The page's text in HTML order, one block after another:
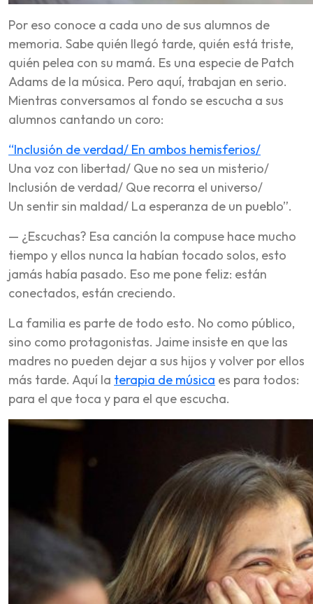
Por eso conoce a cada uno de sus alumnos de
memoria. Sabe quién llegó tarde, quién está triste,
quién pelea con su mamá. Es una especie de Patch
Adams de la música. Pero aquí, trabajan en serio.
Mientras conversamos al fondo se escucha a sus
alumnos cantando un coro:
“Inclusión de verdad/ En ambos hemisferios/
Una voz con libertad/ Que no sea un misterio/
Inclusión de verdad/ Que recorra el universo/
Un sentir sin maldad/ La esperanza de un pueblo”.
— ¿Escuchas? Esa canción la compuse hace mucho
tiempo y ellos nunca la habían tocado solos, esto
jamás había pasado. Eso me pone feliz: están
conectados, están creciendo.
La familia es parte de todo esto. No como público,
sino como protagonistas. Jaime insiste en que las
madres no pueden dejar a sus hijos y volver por ellos
más tarde. Aquí la terapia de música es para todos:
para el que toca y para el que escucha.